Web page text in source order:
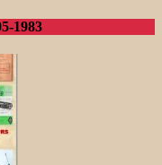
1983